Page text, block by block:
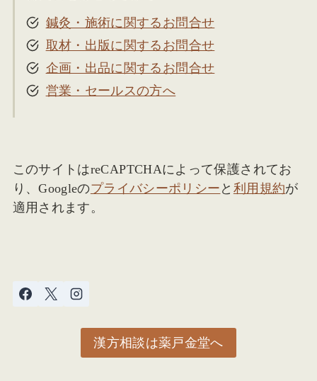
鍼灸・施術に関するお問合せ
取材・出版に関するお問合せ
企画・出品に関するお問合せ
営業・セールスの方へ
このサイトはreCAPTCHAによって保護されてお
り、Googleのプライバシーポリシー と 利用規約が
適用されます。
漢方相談は薬戸金堂へ